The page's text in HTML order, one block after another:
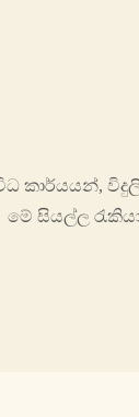
කාර්යයන්,
සියල්ල